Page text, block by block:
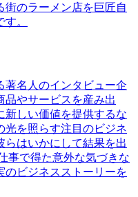
街のラーメン店を巨匠自
。
著名人のインタビュー企
品やサービスを産み出
新しい価値を提供するな
光を照らす注目のビジネ
らはいかにして結果を出
事で得た意外な気づきな
のビジネスストーリーを